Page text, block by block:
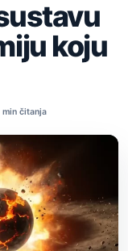
koju
min čitanja